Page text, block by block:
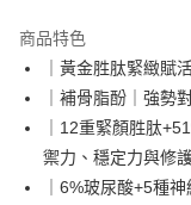
Apple Pay
悠遊付
Google Pay
網路銀行/電子錢包
商品特色
｜黃金胜肽緊緻賦
｜補骨脂酚｜強勢
｜12重緊顏胜肽
禦力、穩定力與修
｜6%玻尿酸+5種